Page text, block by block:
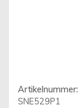
Artikelnummer:
SNE529P1